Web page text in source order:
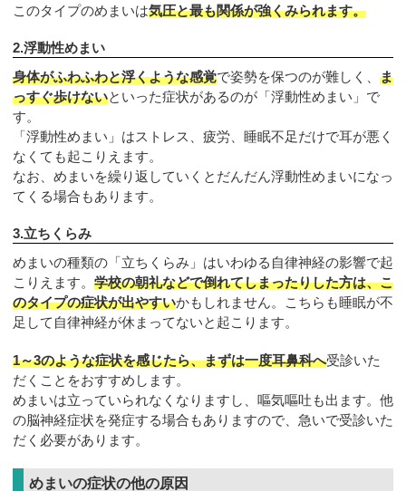
このタイプのめまいは気圧と最も関係が強くみられます。
2.浮動性めまい
身体がふわふわと浮くような感覚で姿勢を保つのが難しく、 ま
っすぐ歩けないといった症状があるのが「浮動性めまい」で
す。
「浮動性めまい」はストレス、疲労、睡眠不足だけで耳が悪く
なくても起こりえます。
なお、めまいを繰り返していくとだんだん浮動性めまいになっ
てくる場合もあります。
3.立ちくらみ
めまいの種類の「立ちくらみ」はいわゆる自律神経の影響で起
こりえます。 学校の朝礼などで倒れてしまったりした方は、こ
のタイプの症状が出やすいかもしれません。こちらも睡眠が不
足して自律神経が休まってないと起こります。
1～3のような症状を感じたら、まずは一度耳鼻科へ受診いた
だくことをおすすめします。
めまいは立っていられなくなりますし、嘔気嘔吐も出ます。他
の脳神経症状を発症する場合もありますので、急いで受診いた
だく必要があります。
めまいの症状の他の原因